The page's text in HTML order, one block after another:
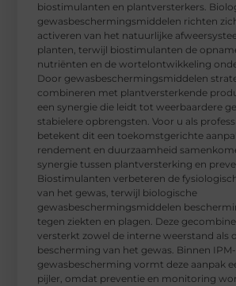
biostimulanten en plantversterkers.
gewasbeschermingsmiddelen richten
activeren van het natuurlijke
planten, terwijl biostimulanten de
nutriënten en de wortelontwikkeling
Door gewasbeschermingsmiddelen
combineren met plantversterkende
een synergie die leidt tot weerbaardere
stabielere opbrengsten. Voor u als
betekent dit een toekomstgerichte
rendement en duurzaamheid
synergie tussen plantversterking en
Biostimulanten verbeteren de
van het gewas, terwijl biologische
gewasbeschermingsmiddelen
tegen ziekten en plagen. Deze
versterkt zowel de interne weerstand als
bescherming van het gewas. Binnen IPM-
gewasbescherming vormt deze aanpak
pijler, omdat preventie en monitoring